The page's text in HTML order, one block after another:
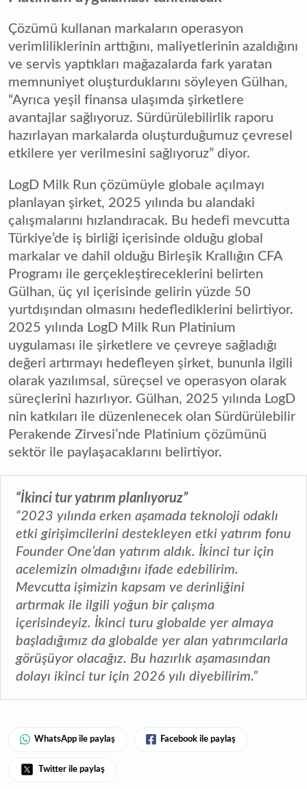
Çözümü kullanan markaların operasyon
verimliliklerinin arttığını, maliyetlerinin azaldığını
ve servis yaptıkları mağazalarda fark yaratan
memnuniyet oluşturduklarını söyleyen Gülhan,
“Ayrıca yeşil finansa ulaşımda şirketlere
avantajlar sağlıyoruz. Sürdürülebilirlik raporu
hazırlayan markalarda oluşturduğumuz çevresel
etkilere yer verilmesini sağlıyoruz” diyor.
LogD Milk Run çözümüyle globale açılmayı
planlayan şirket, 2025 yılında bu alandaki
çalışmalarını hızlandıracak. Bu hedefi mevcutta
Türkiye’de iş birliği içerisinde olduğu global
markalar ve dahil olduğu Birleşik Krallığın CFA
Programı ile gerçekleştireceklerini belirten
Gülhan, üç yıl içerisinde gelirin yüzde 50
yurtdışından olmasını hedeflediklerini belirtiyor.
2025 yılında LogD Milk Run Platinium
uygulaması ile şirketlere ve çevreye sağladığı
değeri artırmayı hedefleyen şirket, bununla ilgili
olarak yazılımsal, süreçsel ve operasyon olarak
süreçlerini hazırlıyor. Gülhan, 2025 yılında LogD
nin katkıları ile düzenlenecek olan Sürdürülebilir
Perakende Zirvesi’nde Platinium çözümünü
sektör ile paylaşacaklarını belirtiyor.
“İkinci tur yatırım planlıyoruz”
“2023 yılında erken aşamada teknoloji odaklı
etki girişimcilerini destekleyen etki yatırım fonu
Founder One’dan yatırım aldık. İkinci tur için
acelemizin olmadığını ifade edebilirim.
Mevcutta işimizin kapsam ve derinliğini
artırmak ile ilgili yoğun bir çalışma
içerisindeyiz. İkinci turu globalde yer almaya
başladığımız da globalde yer alan yatırımcılarla
görüşüyor olacağız. Bu hazırlık aşamasından
dolayı ikinci tur için 2026 yılı diyebilirim.”
WhatsApp ile paylaş Facebook ile paylaş
Twitter ile paylaş